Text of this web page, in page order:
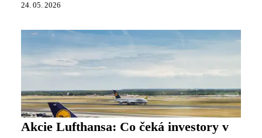
24. 05. 2026
Akcie Lufthansa: Co čeká investory v